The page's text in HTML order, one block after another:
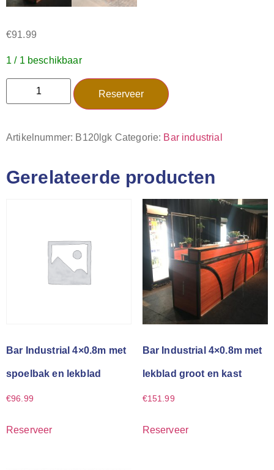
€91.99
1 / 1 beschikbaar
Reserveer
Artikelnummer: B120lgk Categorie: Bar industrial
Gerelateerde producten
Bar Industrial 4×0.8m met
spoelbak en lekblad
€96.99
Reserveer
Bar Industrial 4×0.8m met
lekblad groot en kast
€151.99
Reserveer